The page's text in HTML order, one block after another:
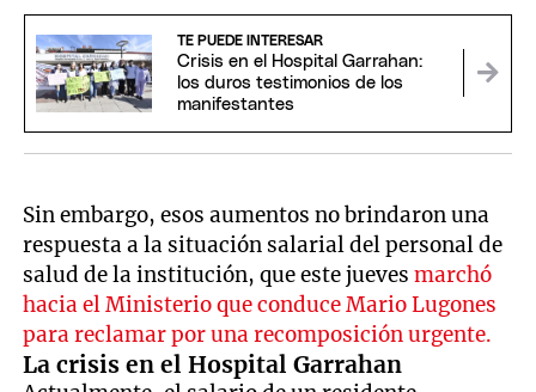
TE PUEDE INTERESAR
Crisis en el Hospital Garrahan:
los duros testimonios de los
manifestantes
Sin embargo, esos aumentos no brindaron una
respuesta a la situación salarial del personal de
salud de la institución, que este jueves marchó
hacia el Ministerio que conduce Mario Lugones
para reclamar por una recomposición urgente.
La crisis en el Hospital Garrahan